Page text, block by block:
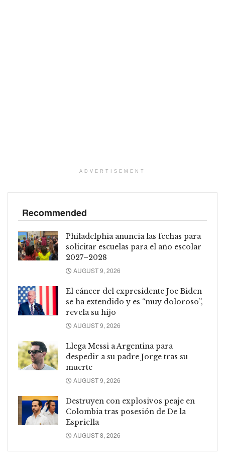
ADVERTISEMENT
Recommended
Philadelphia anuncia las fechas para
solicitar escuelas para el año escolar
2027–2028
AUGUST 9, 2026
El cáncer del expresidente Joe Biden
se ha extendido y es “muy doloroso”,
revela su hijo
AUGUST 9, 2026
Llega Messi a Argentina para
despedir a su padre Jorge tras su
muerte
AUGUST 9, 2026
Destruyen con explosivos peaje en
Colombia tras posesión de De la
Espriella
AUGUST 8, 2026